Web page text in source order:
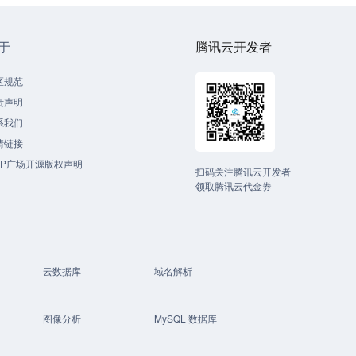
规范
声明
我们
链接
广场开源版权声明
腾讯云开发者
扫码关注腾讯云开发者
领取腾讯云代金券
云数据库 域名解析
图像分析 MySQL 数据库